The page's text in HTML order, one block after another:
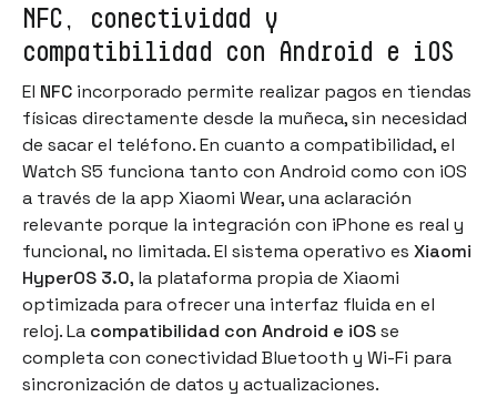
NFC, conectividad y
compatibilidad con Android e iOS
El NFC incorporado permite realizar pagos en tiendas
físicas directamente desde la muñeca, sin necesidad
de sacar el teléfono. En cuanto a compatibilidad, el
Watch S5 funciona tanto con Android como con iOS
a través de la app Xiaomi Wear, una aclaración
relevante porque la integración con iPhone es real y
funcional, no limitada. El sistema operativo es Xiaomi
HyperOS 3.0, la plataforma propia de Xiaomi
optimizada para ofrecer una interfaz fluida en el
reloj. La compatibilidad con Android e iOSse
completa con conectividad Bluetooth y Wi-Fi para
sincronización de datos y actualizaciones.